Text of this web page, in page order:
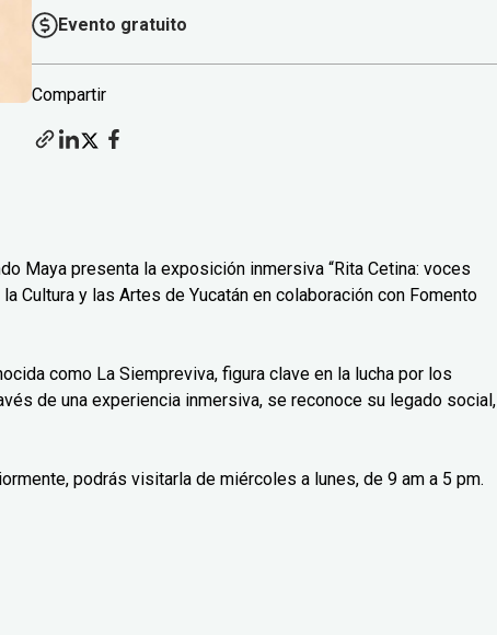
Evento gratuito
Compartir
Maya presenta la exposición inmersiva “Rita Cetina: voces
Cultura y las Artes de Yucatán en colaboración con Fomento
como La Siempreviva, figura clave en la lucha por los
de una experiencia inmersiva, se reconoce su legado social,
podrás visitarla de miércoles a lunes, de 9 am a 5 pm.